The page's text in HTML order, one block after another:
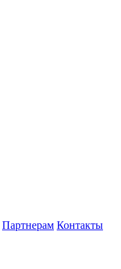
Партнерам Контакты